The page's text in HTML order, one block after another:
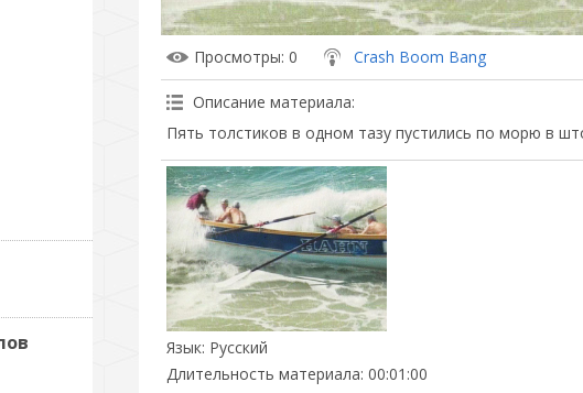
Просмотры: 0 Crash Boom Bang
Описание материала:
Пять толстиков в одном тазу пустились по морю в
Язык: Русский
Длительность материала: 00:01:00